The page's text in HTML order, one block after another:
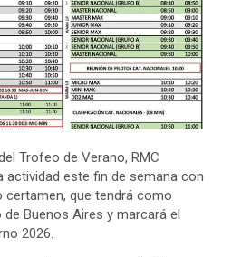
Trofeo de Verano, RMC
actividad este fin de semana con
certamen, que tendrá como
Buenos Aires y marcará el
2026.